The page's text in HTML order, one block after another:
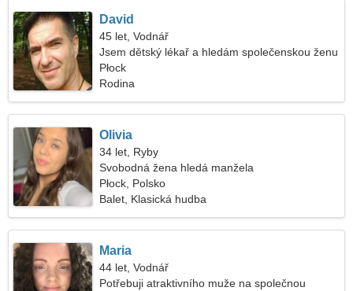
David
45 let, Vodnář
Jsem dětský lékař a hledám společenskou ženu
Płock
Rodina
Olivia
34 let, Ryby
Svobodná žena hledá manžela
Płock, Polsko
Balet, Klasická hudba
Maria
44 let, Vodnář
Potřebuji atraktivního muže na společnou